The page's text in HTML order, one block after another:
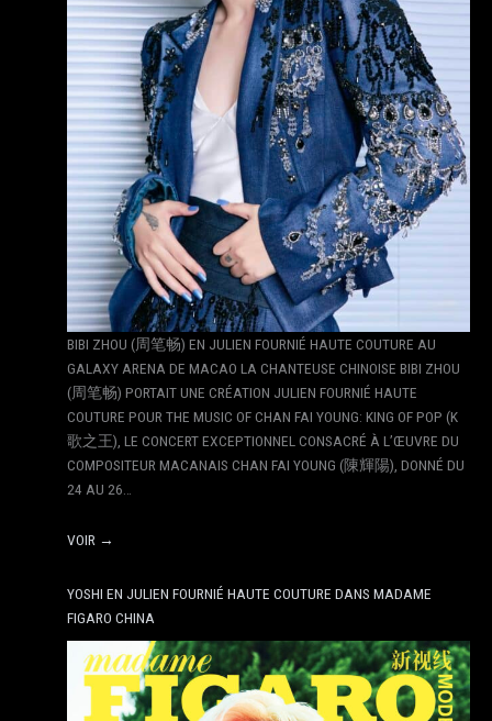
BIBI ZHOU (周笔畅) EN JULIEN FOURNIÉ HAUTE COUTURE AU
GALAXY ARENA DE MACAO LA CHANTEUSE CHINOISE BIBI ZHOU
(周笔畅) PORTAIT UNE CRÉATION JULIEN FOURNIÉ HAUTE
COUTURE POUR THE MUSIC OF CHAN FAI YOUNG: KING OF POP (K
歌之王), LE CONCERT EXCEPTIONNEL CONSACRÉ À L’ŒUVRE DU
COMPOSITEUR MACANAIS CHAN FAI YOUNG (陳輝陽), DONNÉ DU
24 AU 26…
VOIR →
YOSHI EN JULIEN FOURNIÉ HAUTE COUTURE DANS MADAME
FIGARO CHINA